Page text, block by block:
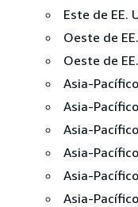
Este de EE.
Oeste de
Oeste de
Asia-
Asia-
Asia-
Asia-
Asia-
Asia-